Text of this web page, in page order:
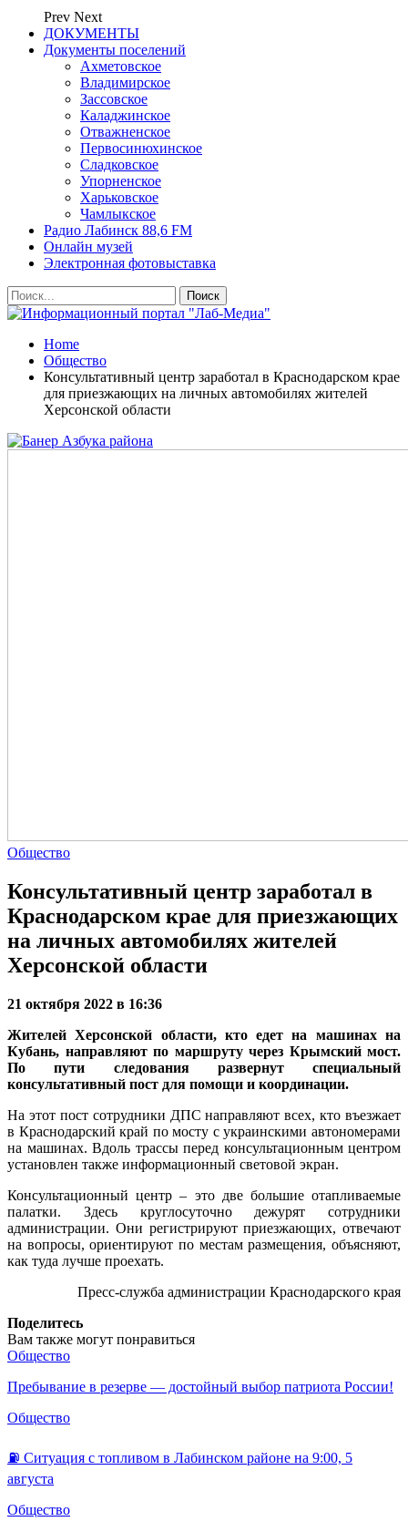
Prev Next
ДОКУМЕНТЫ
Документы поселений
Ахметовское
Владимирское
Зассовское
Каладжинское
Отважненское
Первосинюхинское
Сладковское
Упорненское
Харьковское
Чамлыкское
Радио Лабинск 88,6 FM
Онлайн музей
Электронная фотовыставка
Home
Общество
Консультативный центр заработал в Краснодарском крае
для приезжающих на личных автомобилях жителей
Херсонской области
Общество
Консультативный центр заработал в
Краснодарском крае для приезжающих
на личных автомобилях жителей
Херсонской области
21 октября 2022 в 16:36
Жителей Херсонской области, кто едет на машинах на
Кубань, направляют по маршруту через Крымский мост.
По пути следования развернут специальный
консультативный пост для помощи и координации.
На этот пост сотрудники ДПС направляют всех, кто въезжает
в Краснодарский край по мосту с украинскими автономерами
на машинах. Вдоль трассы перед консультационным центром
установлен также информационный световой экран.
Консультационный центр – это две большие отапливаемые
палатки. Здесь круглосуточно дежурят сотрудники
администрации. Они регистрируют приезжающих, отвечают
на вопросы, ориентируют по местам размещения, объясняют,
как туда лучше проехать.
Пресс-служба администрации Краснодарского края
Поделитесь
Вам также могут понравиться
Общество
Пребывание в резерве — достойный выбор патриота России!
Общество
⛽️ Ситуация с топливом в Лабинском районе на 9:00, 5
августа
Общество